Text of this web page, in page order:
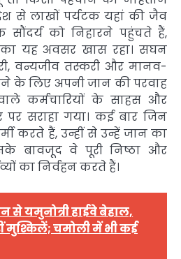
से लाखों पर्यटक यहां की जैव
सौंदर्य को निहारने पहुंचते हैं,
यह अवसर खास रहा। सघन
वन्यजीव तस्करी और मानव-
के लिए अपनी जान की परवाह
कर्मचारियों के साहस और
सराहा गया। कई बार जिन
करते हैं, उन्हीं से उन्हें जान का
बावजूद वे पूरी निष्ठा और
का निर्वहन करते हैं।
से यमुनोत्री हाईवे बेहाल,
मुश्किलें; चमोली में भी कई